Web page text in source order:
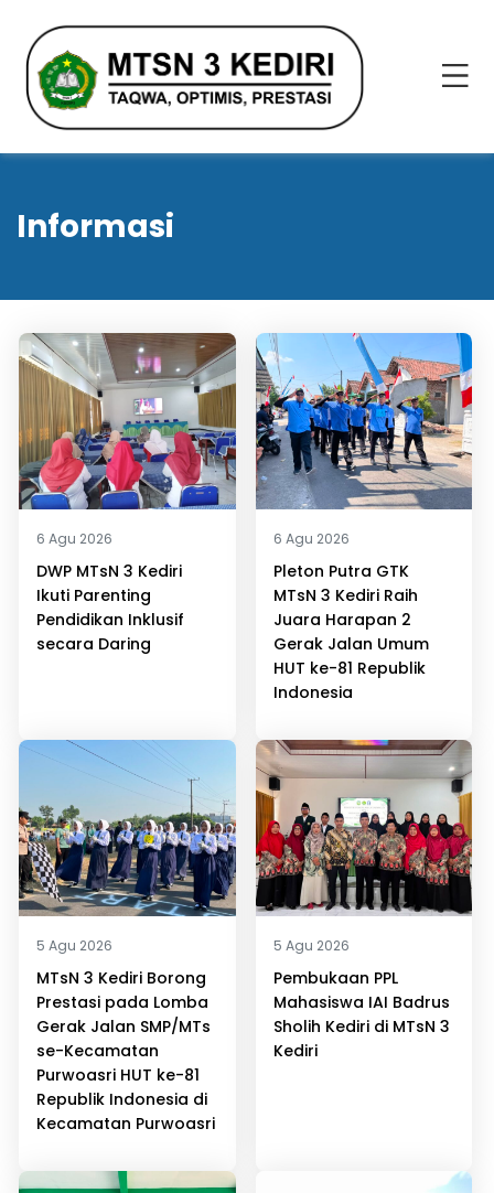
Informasi
6 Agu 2026
DWP MTsN 3 Kediri
Ikuti Parenting
Pendidikan Inklusif
secara Daring
6 Agu 2026
Pleton Putra GTK
MTsN 3 Kediri Raih
Juara Harapan 2
Gerak Jalan Umum
HUT ke-81 Republik
Indonesia
5 Agu 2026
MTsN 3 Kediri Borong
Prestasi pada Lomba
Gerak Jalan SMP/MTs
se-Kecamatan
Purwoasri HUT ke-81
Republik Indonesia di
Kecamatan Purwoasri
5 Agu 2026
Pembukaan PPL
Mahasiswa IAI Badrus
Sholih Kediri di MTsN 3
Kediri